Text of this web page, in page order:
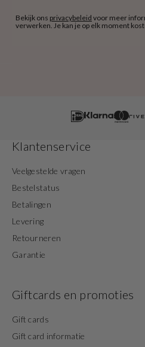
Bekijk ons privacybeleid voor meer
verwerken. Je kan je op elk moment
Klantenservice
Veelgestelde vragen
Bestelstatus
Betalingen
Levering
Retourneren
Garantie
Giftcards en promoties
Gift cards
Gift card informatie